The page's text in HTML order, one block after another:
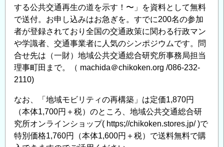
する公共交通再生の道を示す！〜」を資料として無料
で送付。お申し込みはお急ぎを。すでに200名の参加
者が登録されており全国の交通政策に関わる行政マン
や学識者、交通事業者に人気のシンポジウムです。問
合せ先は（一財）地域公共交通総合研究所事務局担当
理事町田まで。（ machida＠chikoken.org /086-232-
2110)
なお、「地域モビリティの再構築」は定価1,870円
（本体1,700円＋税）のところ、地域公共交通総合研
究所オンラインショップ( https;//chikoken.stores.jp/ )で
特別価格1,760円（本体1,600円＋税）で送料無料で購